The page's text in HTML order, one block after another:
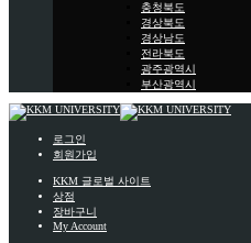
충청북도
경상북도
경상남도
전라북도
광주광역시
부산광역시
로그인
회원가입
KKM 글로벌 사이트
상점
장바구니
My Account